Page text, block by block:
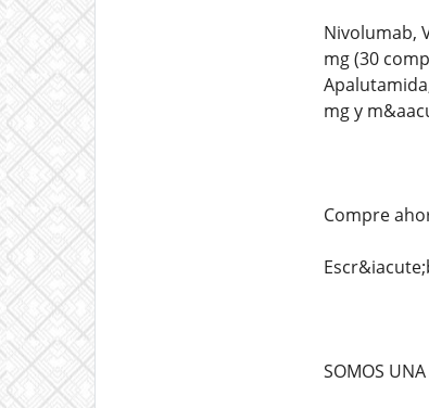
Nivolumab,
mg (30
mg y
Compre
SOMOS